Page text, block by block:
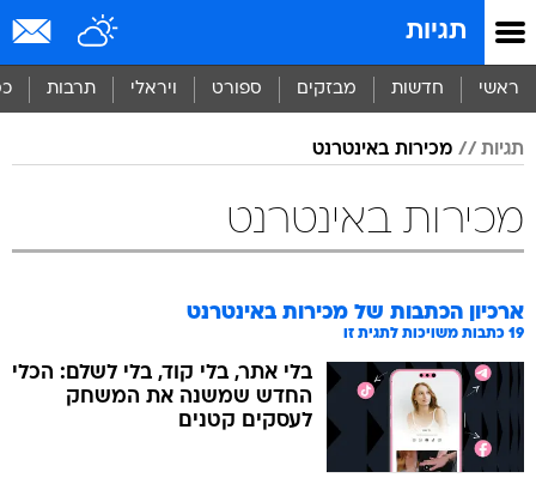
תגיות
ראשי חדשות מבזקים ספורט ויראלי תרבות
תגיות מכירות באינטרנט
מכירות באינטרנט
ארכיון הכתבות של מכירות באינטרנט
19 כתבות משויכות לתגית זו
בלי אתר, בלי קוד, בלי לשלם: הכלי
החדש שמשנה את המשחק
לעסקים קטנים